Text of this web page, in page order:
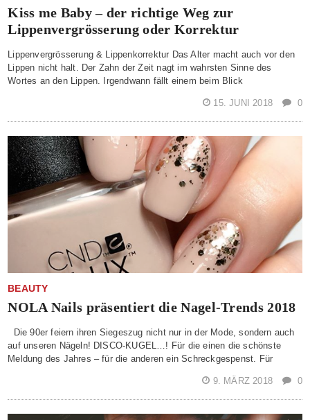
Kiss me Baby – der richtige Weg zur
Lippenvergrösserung oder Korrektur
Lippenvergrösserung & Lippenkorrektur Das Alter macht auch vor den
Lippen nicht halt. Der Zahn der Zeit nagt im wahrsten Sinne des
Wortes an den Lippen. Irgendwann fällt einem beim Blick
15. JUNI 2018 0
BEAUTY
NOLA Nails präsentiert die Nagel-Trends 2018
Die 90er feiern ihren Siegeszug nicht nur in der Mode, sondern auch
auf unseren Nägeln! DISCO-KUGEL…! Für die einen die schönste
Meldung des Jahres – für die anderen ein Schreckgespenst. Für
9. MÄRZ 2018 0